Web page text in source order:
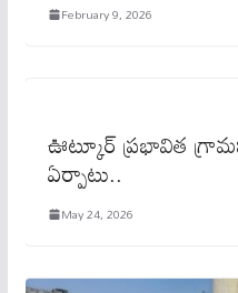
February 9, 2026
ఊట్కూర్ ప్రభావిత
ఏర్పాటు..
May 24, 2026